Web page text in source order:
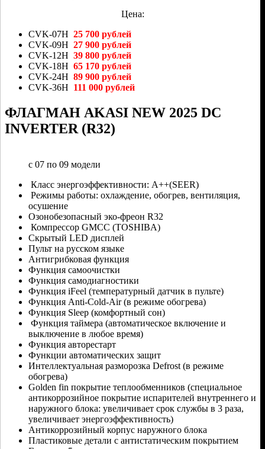
Цена:
CVK-07H 25 700 рублей
CVK-09H 27 900 рублей
CVK-12H 39 800 рублей
CVK-18H 65 170 рублей
CVK-24H 89 900 рублей
CVK-36H 111 000 рублей
ФЛАГМАН AKASI NEW 2025 DC
INVERTER (R32)
с 07 по 09 модели
Класс энергоэффективности: А++(SEER)
Режимы работы: охлаждение, обогрев, вентиляция,
осушение
Озонобезопасный эко-фреон R32
Компрессор GMCC (TOSHIBA)
Скрытый LED дисплей
Пульт на русском языке
Антигрибковая функция
Функция самоочистки
Функция самодиагностики
Функция iFeel (температурный датчик в пульте)
Функция Anti-Cold-Air (в режиме обогрева)
Функция Sleep (комфортный сон)
Функция таймера (автоматическое включение и
выключение в любое время)
Функция авторестарт
Функции автоматических защит
Интеллектуальная разморозка Defrost (в режиме
обогрева)
Golden fin покрытие теплообменников (специальное
антикоррозийное покрытие испарителей внутреннего и
наружного блока: увеличивает срок службы в 3 раза,
увеличивает энергоэффективность)
Антикоррозийный корпус наружного блока
Пластиковые детали с антистатическим покрытием